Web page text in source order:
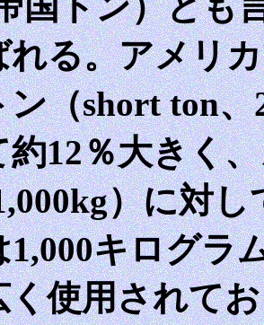
れる。アメリ
（short ton、
約12％大きく
）に対
1,000キログラ
く使用されて